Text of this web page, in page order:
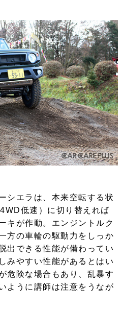
シエラは、本来空転する状
低速）に切り替えれば
キが作動。エンジントルク
方の車輪の駆動力をしっか
出できる性能が備わってい
みやすい性能があるとはい
危険な場合もあり、乱暴す
ように講師は注意をうなが